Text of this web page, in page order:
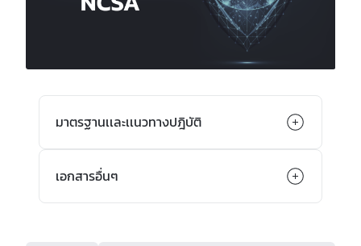
มาตรฐานเเละเเนวทางปฎิบัติ
แนวปฏิบัติการใช้ซีโร่ทรัสต์ (Zero Trust
Guidelines)
เอกสารอื่นๆ